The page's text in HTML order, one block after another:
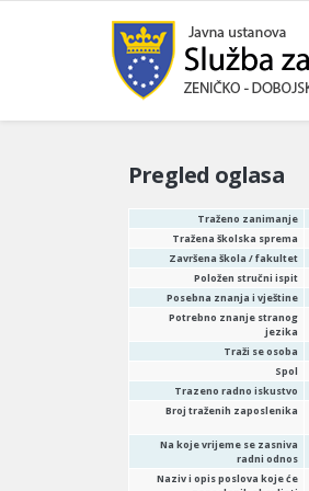
Pregled oglasa
Traženo zanimanje
Tražena školska sprema
Završena škola / fakultet
Položen stručni ispit
Posebna znanja i vještine
Potrebno znanje stranog
jezika
Traži se osoba
Spol
Trazeno radno iskustvo
Broj traženih zaposlenika
Na koje vrijeme se zasniva
radni odnos
Naziv i opis poslova koje će